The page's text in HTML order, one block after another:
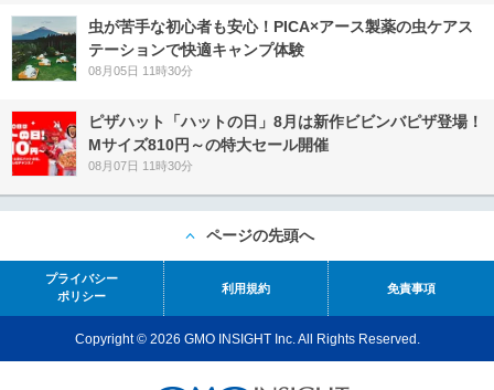
虫が苦手な初心者も安心！PICA×アース製薬の虫ケアス
テーションで快適キャンプ体験
08月05日 11時30分
ピザハット「ハットの日」8月は新作ビビンバピザ登場！
Mサイズ810円～の特大セール開催
08月07日 11時30分
ページの先頭へ
プライバシー
ポリシー
利用規約 免責事項
Copyright © 2026 GMO INSIGHT Inc. All Rights Reserved.